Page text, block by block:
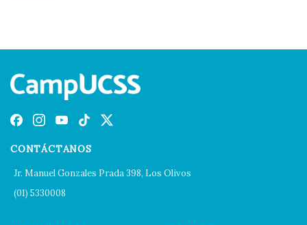
CONTÁCTANOS
Jr. Manuel Gonzales Prada 398, Los Olivos
(01) 5330008